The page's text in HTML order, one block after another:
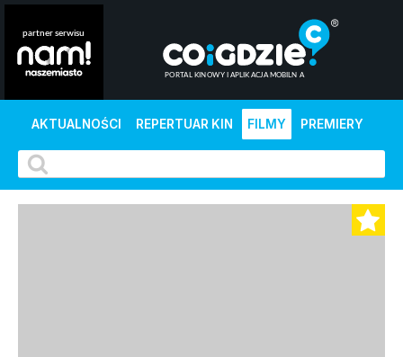
AKTUALNOŚCI REPERTUAR KIN FILMY PREMIERY